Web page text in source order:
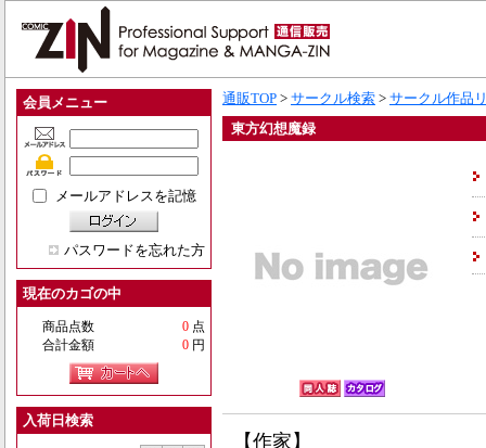
会員メニュー
メールアドレスを記憶
パスワードを忘れた方
現在のカゴの中
商品点数 0 点
合計金額
0 円
入荷日検索
通販TOP > サークル検索 > サークル作品
東方幻想魔録
【作家】